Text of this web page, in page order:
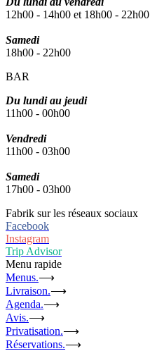
12h00 - 14h00 et 18h00 - 22h00
Samedi
18h00 - 22h00
BAR
Du lundi au jeudi
11h00 - 00h00
Vendredi
11h00 - 03h00
Samedi
17h00 - 03h00
Fabrik sur les réseaux sociaux
Facebook
Instagram
Trip Advisor
Menu rapide
Menus.⟶
Livraison.⟶
Agenda.⟶
Avis.⟶
Privatisation.⟶
Réservations.⟶